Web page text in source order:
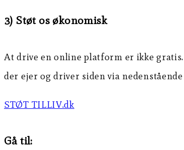
3) Støt os økonomisk
At drive en online platform er ikke
der ejer og driver siden via
STØT TILLIV.dk
Gå til: